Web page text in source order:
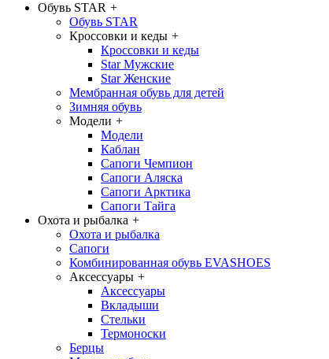
Обувь STAR +
Обувь STAR
Кроссовки и кеды +
Кроссовки и кеды
Star Мужские
Star Женские
Мембранная обувь для детей
Зимняя обувь
Модели +
Модели
Каблан
Сапоги Чемпион
Сапоги Аляска
Сапоги Арктика
Сапоги Тайга
Охота и рыбалка +
Охота и рыбалка
Сапоги
Комбинированная обувь EVASHOES
Аксессуары +
Аксессуары
Вкладыши
Стельки
Термоноски
Берцы